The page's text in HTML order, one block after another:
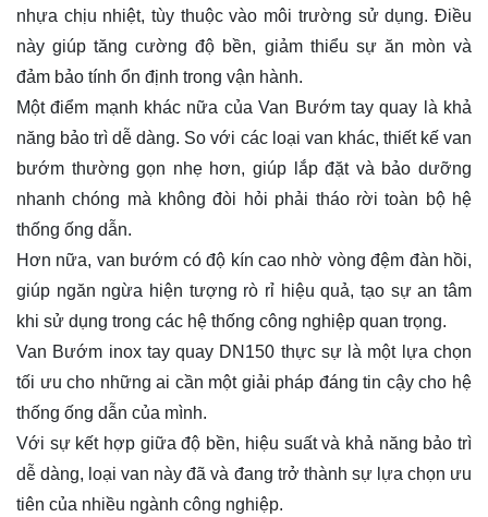
nhựa chịu nhiệt, tùy thuộc vào môi trường sử dụng. Điều
này giúp tăng cường độ bền, giảm thiểu sự ăn mòn và
đảm bảo tính ổn định trong vận hành.
Một điểm mạnh khác nữa của Van Bướm tay quay là khả
năng bảo trì dễ dàng. So với các loại van khác, thiết kế van
bướm thường gọn nhẹ hơn, giúp lắp đặt và bảo dưỡng
nhanh chóng mà không đòi hỏi phải tháo rời toàn bộ hệ
thống ống dẫn.
Hơn nữa, van bướm có độ kín cao nhờ vòng đệm đàn hồi,
giúp ngăn ngừa hiện tượng rò rỉ hiệu quả, tạo sự an tâm
khi sử dụng trong các hệ thống công nghiệp quan trọng.
Van Bướm inox tay quay DN150 thực sự là một lựa chọn
tối ưu cho những ai cần một giải pháp đáng tin cậy cho hệ
thống ống dẫn của mình.
Với sự kết hợp giữa độ bền, hiệu suất và khả năng bảo trì
dễ dàng, loại van này đã và đang trở thành sự lựa chọn ưu
tiên của nhiều ngành công nghiệp.